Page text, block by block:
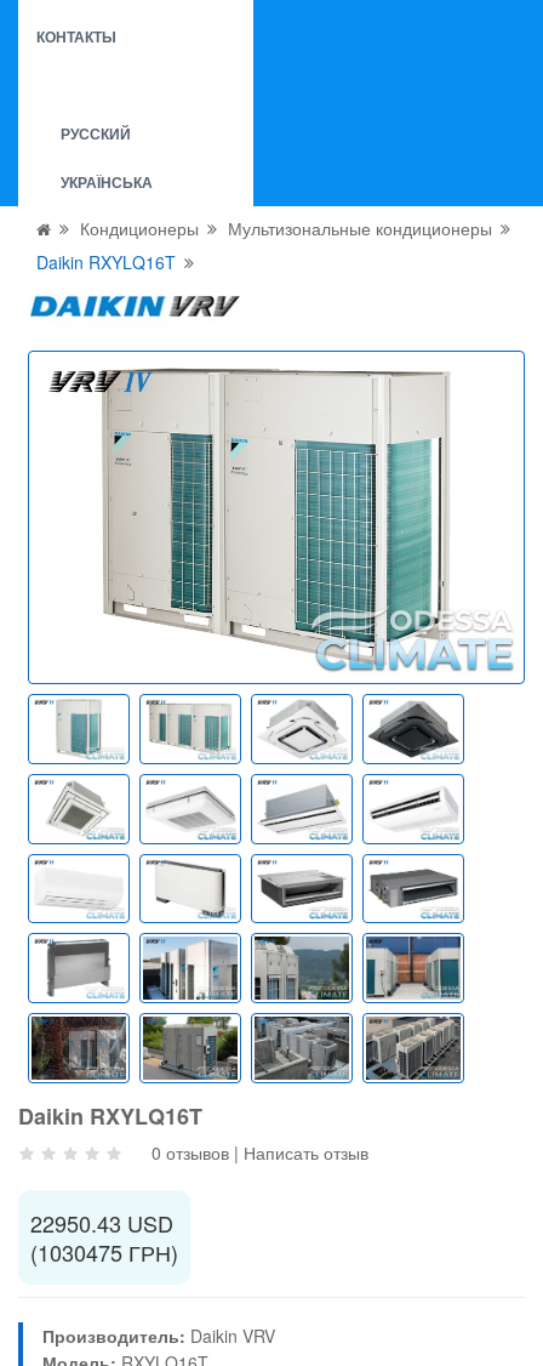
КОНТАКТЫ
РУССКИЙ
УКРАЇНСЬКА
Кондиционеры
Мультизональные кондиционеры
Daikin RXYLQ16T
Daikin RXYLQ16T
0 отзывов | Написать отзыв
22950.43 USD
(1030475 ГРН)
Производитель: Daikin VRV